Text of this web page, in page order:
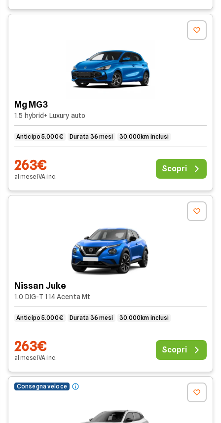
Mg MG3
1.5 hybrid+ Luxury auto
Anticipo 5.000€ Durata 36 mesi 30.000km inclusi
263€
al meseIVAinc.
Scopri
Nissan Juke
1.0 DIG-T 114 Acenta Mt
Anticipo 5.000€ Durata 36 mesi 30.000km inclusi
263€
al meseIVAinc.
Scopri
Consegna veloce